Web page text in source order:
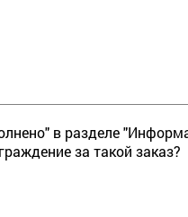
в разделе
за такой заказ?